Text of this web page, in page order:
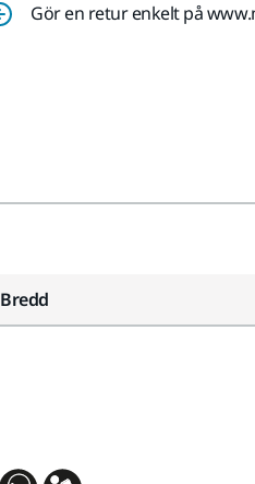
Gör en retur enkelt på
Bredd